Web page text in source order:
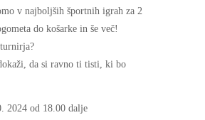
v najboljših športnih igrah za 2
do košarke in še več!
da si ravno ti tisti, ki bo
2024 od 18.00 dalje